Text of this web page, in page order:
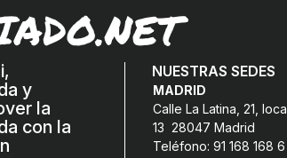
y
la
con la
NUESTRAS SEDES
MADRID
Calle La Latina, 21, local
13 28047 Madrid
Teléfono: 91 168 168 6